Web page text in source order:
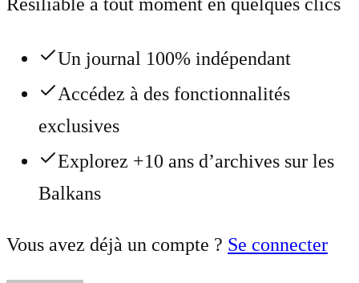
Résiliable à tout moment en quelques clics
Un journal 100% indépendant
Accédez à des fonctionnalités
exclusives
Explorez +10 ans d’archives sur les
Balkans
Vous avez déjà un compte ? Se connecter